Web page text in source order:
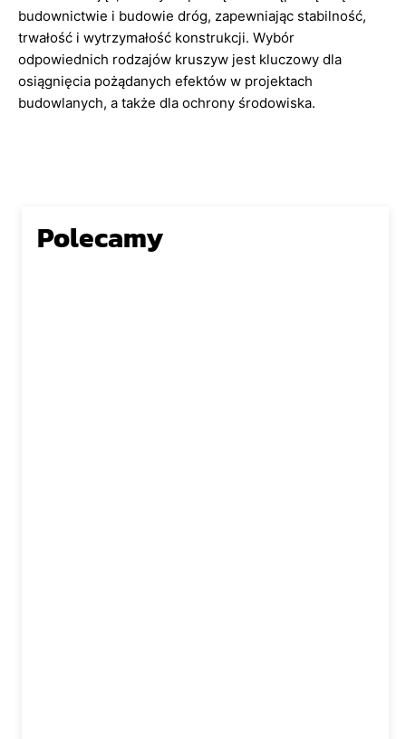
budownictwie i budowie dróg, zapewniając stabilność,
trwałość i wytrzymałość konstrukcji. Wybór
odpowiednich rodzajów kruszyw jest kluczowy dla
osiągnięcia pożądanych efektów w projektach
budowlanych, a także dla ochrony środowiska.
Polecamy